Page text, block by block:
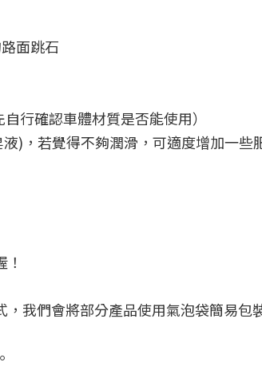
面跳石
行確認車體材質是否能使用）
)，若覺得不夠潤滑，可適度增加一些
我們會將部分產品使用氣泡袋簡易包